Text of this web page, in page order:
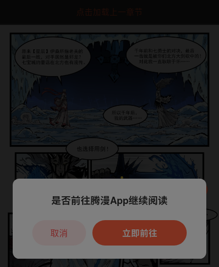
点击加载上一章节
本章节仅支持App阅读，可打开App新用
户7天免费看
是否前往腾漫App继续阅读
立即前往
取消